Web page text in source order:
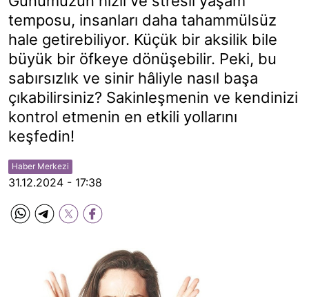
temposu, insanları daha tahammülsüz
hale getirebiliyor. Küçük bir aksilik bile
büyük bir öfkeye dönüşebilir. Peki, bu
sabırsızlık ve sinir hâliyle nasıl başa
çıkabilirsiniz? Sakinleşmenin ve kendinizi
kontrol etmenin en etkili yollarını
keşfedin!
Haber Merkezi
31.12.2024 - 17:38